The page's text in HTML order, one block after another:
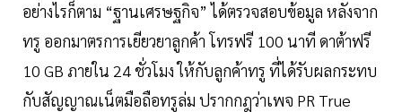
อย่างไรก็ตาม “ฐานเศรษฐกิจ” ได้ตรวจสอบข้อมูล หลังจาก
ทรู ออกมาตรการเยียวยาลูกค้า โทรฟรี 100 นาที ดาต้าฟรี
10 GB ภายใน 24 ชั่วโมง ให้กับลูกค้าทรู ที่ได้รับผลกระทบ
กับสัญญาณเน็ตมือถือทรูล่ม ปรากกฎว่าเพจ PR True